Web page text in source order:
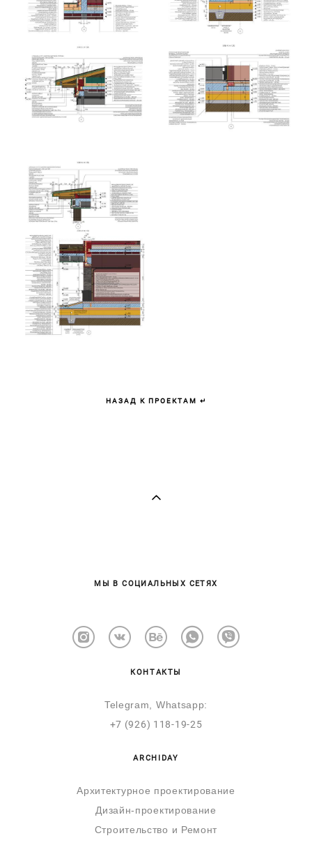
НАЗАД К ПРОЕКТАМ ↵
МЫ В СОЦИАЛЬНЫХ СЕТЯХ
КОНТАКТЫ
Telegram, Whatsapp:
+7 (926) 118-1 9-25
ARCHIDAY
Архитектурное проектирование
Дизайн-проектирование
Строительство и Ремонт